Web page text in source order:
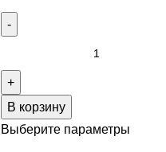
В корзину
Выберите параметры